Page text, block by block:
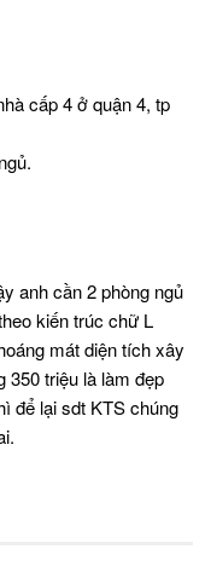
cấp 4 ở quận 4, tp
anh cần 2 phòng ngủ
kiến trúc chữ L
mát diện tích xây
350 triệu là làm đẹp
để lại sdt KTS chúng